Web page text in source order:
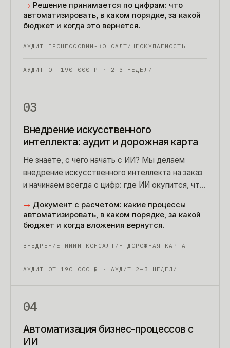
→ Решение принимается по цифрам: что
автоматизировать, в каком порядке, за какой
бюджет и когда это вернется.
АУДИТ ПРОЦЕССОВ ИИ-КОНСАЛТИНГ ОКУПАЕМОСТЬ
АУДИТ ОТ 190 000 ₽ · 2–3 НЕДЕЛИ
03
Внедрение искусственного
интеллекта: аудит и дорожная карта
Не знаете, с чего начать с ИИ? Мы делаем
внедрение искусственного интеллекта на заказ
и начинаем всегда с цифр: где ИИ окупится, что
→ Документ с расчетом: какие процессы
автоматизировать, в каком порядке, за какой
бюджет и когда вложения вернутся.
ВНЕДРЕНИЕ ИИ ИИ-КОНСАЛТИНГДОРОЖНАЯ КАРТА
АУДИТ ОТ 190 000 ₽ · АУДИТ 2–3 НЕДЕЛИ
04
Автоматизация бизнес-процессов с
ИИ